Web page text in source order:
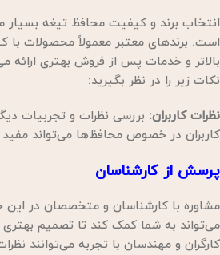
انتخاب برند و کیفیت محافظ تیغه بسیار
است. برندهای معتبر معمولاً محصولات با
بالاتر و خدمات پس از فروش بهتری ارائه
نکات زیر را در نظر بگیرید:
نظرات کاربران: بررسی نظرات و تجربیات
کاربران در خصوص محافظ‌ها می‌تواند مفید
پرسش از کارشناسان
مشاوره با کارشناسان و متخصصان در این
می‌تواند به شما کمک کند تا تصمیم بهتری
کارگران و مهندسان با تجربه می‌توانند